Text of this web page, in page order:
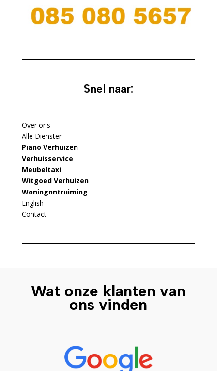
Snel naar:
Over ons
Alle Diensten
Piano Verhuizen
Verhuisservice
Meubeltaxi
Witgoed Verhuizen
Woningontruiming
English
Contact
Wat onze klanten van
ons vinden